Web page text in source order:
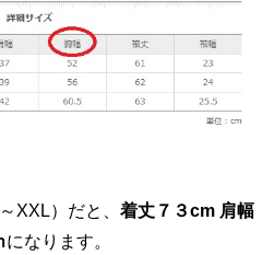
XXL）だと、着丈７３cm 肩幅
になります。